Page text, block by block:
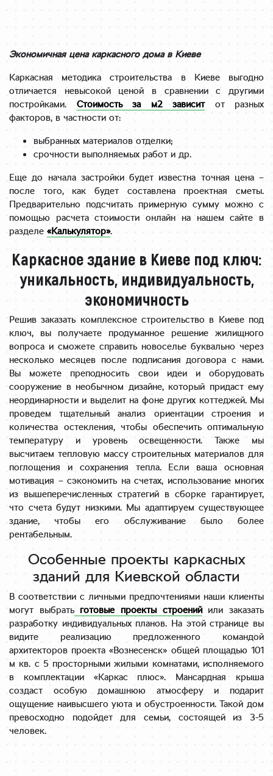
Экономичная цена каркасного дома в Киеве
Каркасная методика строительства в Киеве выгодно
отличается невысокой ценой в сравнении с другими
постройками. Стоимость за м2 зависитот разных
факторов, в частности от:
выбранных материалов отделки;
срочности выполняемых работ и др.
Еще до начала застройки будет известна точная цена –
после того, как будет составлена проектная сметы.
Предварительно подсчитать примерную сумму можно с
помощью расчета стоимости онлайн на нашем сайте в
разделе «Калькулятор».
Каркасное здание в Киеве под ключ:
уникальность, индивидуальность,
экономичность
Решив заказать комплексное строительство в Киеве под
ключ, вы получаете продуманное решение жилищного
вопроса и сможете справить новоселье буквально через
несколько месяцев после подписания договора с нами.
Вы можете преподносить свои идеи и оборудовать
сооружение в необычном дизайне, который придаст ему
неординарности и выделит на фоне других коттеджей. Мы
проведем тщательный анализ ориентации строения и
количества остекления, чтобы обеспечить оптимальную
температуру и уровень освещенности. Также мы
высчитаем тепловую массу строительных материалов для
поглощения и сохранения тепла. Если ваша основная
мотивация – сэкономить на счетах, использование многих
из вышеперечисленных стратегий в сборке гарантирует,
что счета будут низкими. Мы адаптируем существующее
здание, чтобы его обслуживание было более
рентабельным.
Особенные проекты каркасных
зданий для Киевской области
В соответствии с личными предпочтениями наши клиенты
могут выбратьготовые проекты строенийили заказать
разработку индивидуальных планов. На этой странице вы
видите реализацию предложенного командой
архитекторов проекта «Вознесенск» общей площадью 101
м кв. с 5 просторными жилыми комнатами, исполняемого
в комплектации «Каркас плюс». Мансардная крыша
создаст особую домашнюю атмосферу и подарит
ощущение наивысшего уюта и обустроенности. Такой дом
превосходно подойдет для семьи, состоящей из 3-5
человек.